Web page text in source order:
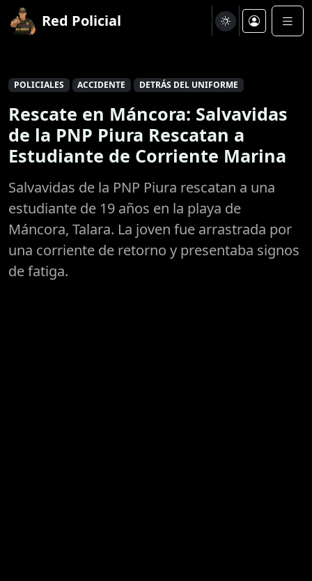
Red Policial
POLICIALES ACCIDENTE DETRÁS DEL UNIFORME
Rescate en Máncora: Salvavidas
de la PNP Piura Rescatan a
Estudiante de Corriente Marina
Salvavidas de la PNP Piura rescatan a una
estudiante de 19 años en la playa de
Máncora, Talara. La joven fue arrastrada por
una corriente de retorno y presentaba signos
de fatiga.